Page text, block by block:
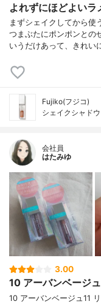
よれずにほどよい
まずシェイクしてから使
つまぶたにポンポンとの
いうだけあって、きれい
Fujiko(フジコ)
シェイクシャド
会社員
はたみゆ
3.00
10 アーバンベージ
10 アーバンベージュ11